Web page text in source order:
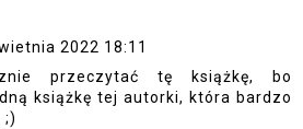
2022 18:11
przeczytać tę książkę, bo
książkę tej autorki, która bardzo
;)